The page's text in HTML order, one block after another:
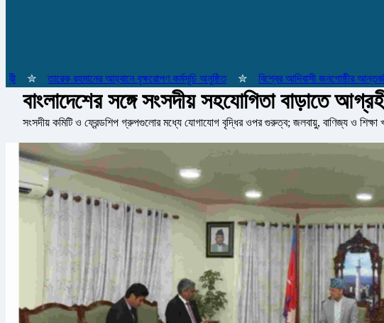
✮ তারেক রহমানের আহ্বানে বৃক্ষরোপণ কর্মসূচি অনুষ্ঠিত ✮ বিশ্বের আদিবাসী জনগোষ্ঠীর আন্তর্জাতিক
বাংলাদেশের সঙ্গে সংসদীয় সহযোগিতা বাড়াতে
সংসদীয় কমিটি ও ফ্রেন্ডশিপ গ্রুপগুলোর মধ্যে যোগাযোগ বৃদ্ধির ওপর গুরুত্ব; জলবায়ু, বাণিজ্য ও শিক্ষা